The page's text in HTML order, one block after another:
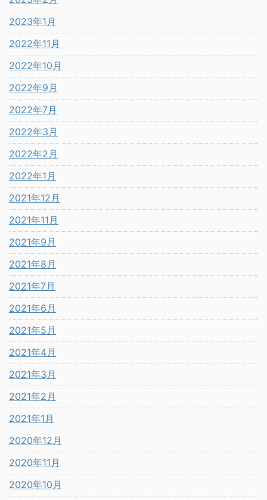
2023年1月
2022年11月
2022年10月
2022年9月
2022年7月
2022年3月
2022年2月
2022年1月
2021年12月
2021年11月
2021年9月
2021年8月
2021年7月
2021年6月
2021年5月
2021年4月
2021年3月
2021年2月
2021年1月
2020年12月
2020年11月
2020年10月